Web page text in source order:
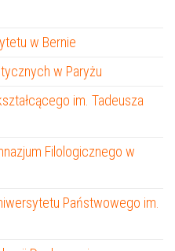
w Bernie
w Paryżu
im. Tadeusza
Filologicznego w
Państwowego im.